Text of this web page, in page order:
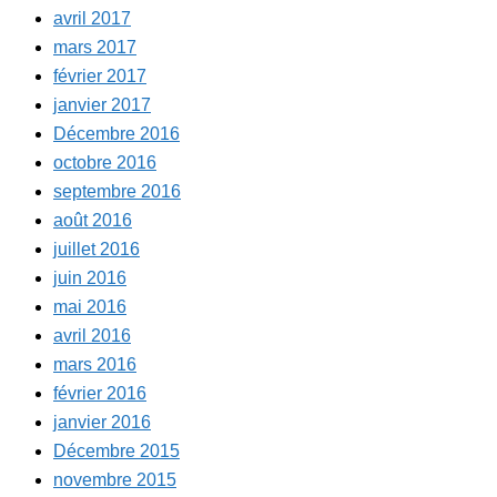
avril 2017
mars 2017
février 2017
janvier 2017
Décembre 2016
octobre 2016
septembre 2016
août 2016
juillet 2016
juin 2016
mai 2016
avril 2016
mars 2016
février 2016
janvier 2016
Décembre 2015
novembre 2015